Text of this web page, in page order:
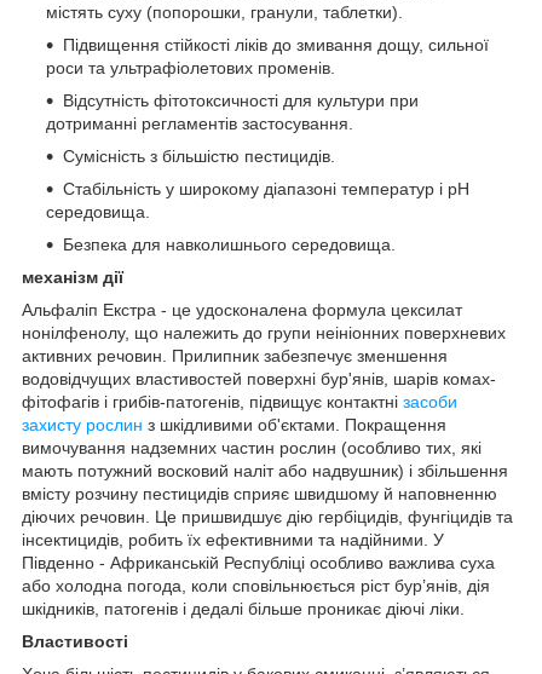
містять суху (попорошки, гранули, таблетки).
Підвищення стійкості ліків до змивання дощу, сильної
роси та ультрафіолетових променів.
Відсутність фітотоксичності для культури при
дотриманні регламентів застосування.
Сумісність з більшістю пестицидів.
Стабільність у широкому діапазоні температур і рН
середовища.
Безпека для навколишнього середовища.
механізм дії
Альфаліп Екстра - це удосконалена формула цексилат
нонілфенолу, що належить до групи неініонних поверхневих
активних речовин. Прилипник забезпечує зменшення
водовідчущих властивостей поверхні бур'янів, шарів комах-
фітофагів і грибів-патогенів, підвищує контактні засоби
захисту рослин з шкідливими об'єктами. Покращення
вимочування надземних частин рослин (особливо тих, які
мають потужний восковий наліт або надвушник) і збільшення
вмісту розчину пестицидів сприяє швидшому й наповненню
діючих речовин. Це пришвидшує дію гербіцидів, фунгіцидів та
інсектицидів, робить їх ефективними та надійними. У
Південно - Африканській Республіці особливо важлива суха
або холодна погода, коли сповільнюється ріст бур’янів, дія
шкідників, патогенів і дедалі більше проникає діючі ліки.
Властивості